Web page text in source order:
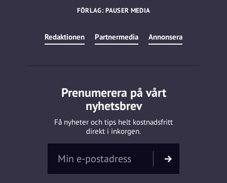
FÖRLAG: PAUSER MEDIA
Redaktionen Partnermedia Annonsera
Prenumerera på vårt
nyhetsbrev
Få nyheter och tips helt kostnadsfritt
direkt i inkorgen.